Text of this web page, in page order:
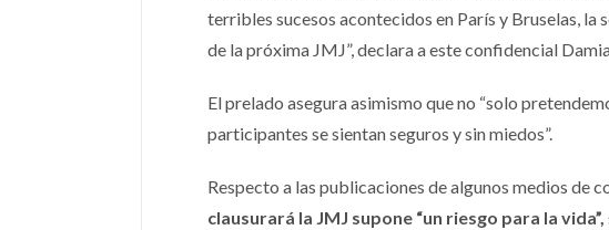
terribles sucesos acontecidos en París y Bruselas, la
de la próxima JMJ”, declara a este confidencial
El prelado asegura asimismo que no “solo
participantes se sientan seguros y sin miedos”.
Respecto a las publicaciones de algunos medios de
clausurará la JMJ supone “un riesgo para la vida”,